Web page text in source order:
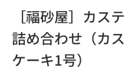
［福砂屋］カス
詰め合わせ（カ
ケーキ1号）